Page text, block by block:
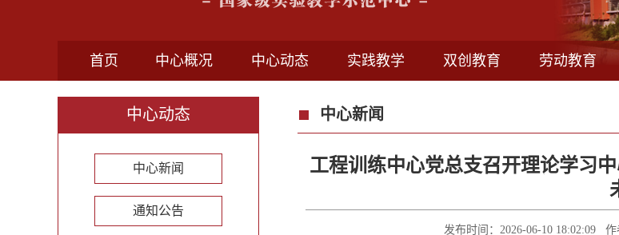
首页 中心概况 中心动态 实践教学 双创教育 劳动教育
中心动态
中心新闻
通知公告
中心新闻
工程训练中心党总支召开理论学习
发布时间：2026-06-10 18:02:09